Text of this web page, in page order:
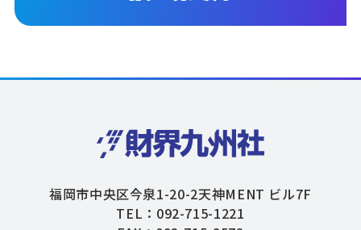
福岡市中央区今泉1-20-2天神MENT ビル7F
TEL：092-715-1221